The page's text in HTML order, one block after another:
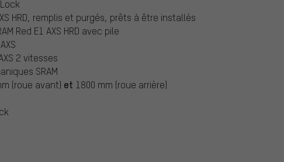
HRD, remplis et purgés, prêts à être installés
Red E1 AXS HRD avec pile
2 vitesses
SRAM
(roue avant) et 1800 mm (roue arrière)